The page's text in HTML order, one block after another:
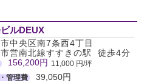
ルDEUX
中央区南7条西4丁目
営南北線すすきの駅 徒歩4分
156,200円 11,000 円/坪
管理費
39,050円